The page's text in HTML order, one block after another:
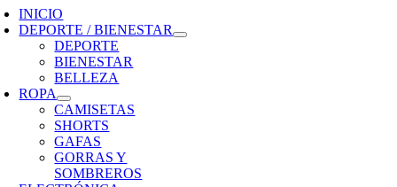
INICIO
DEPORTE / BIENESTAR
DEPORTE
BIENESTAR
BELLEZA
ROPA
CAMISETAS
SHORTS
GAFAS
GORRAS Y
SOMBREROS